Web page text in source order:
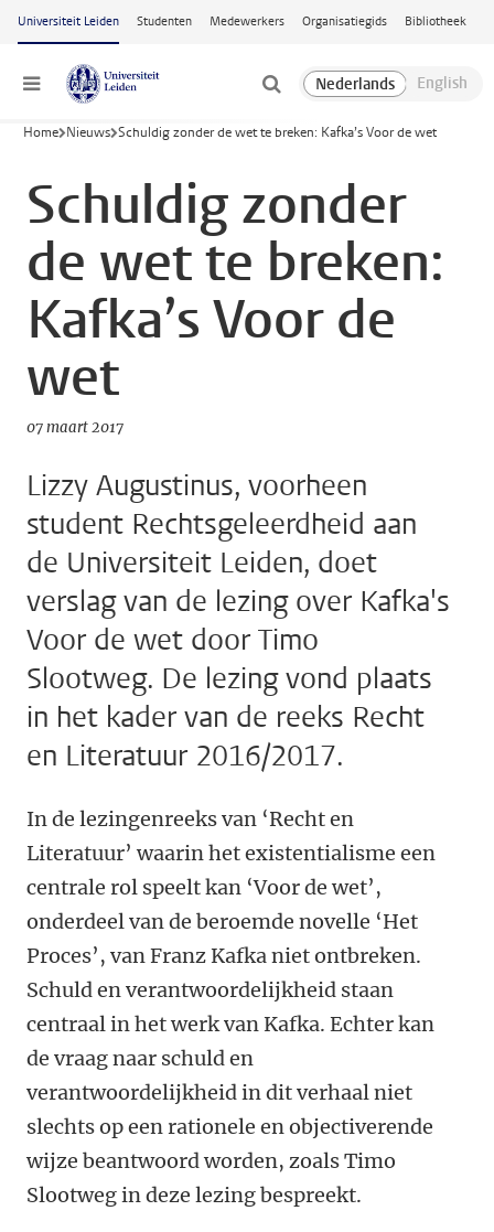
Ga naar hoofdinhoud
Universiteit Leiden Studenten Medewerkers Organisatiegids Bibliotheek
Menu
Home Nieuws Schuldig zonder de wet te breken: Kafka’s Voor de wet
Schuldig zonder
de wet te breken:
Kafka’s Voor de
wet
07 maart 2017
Lizzy Augustinus, voorheen
student Rechtsgeleerdheid aan
de Universiteit Leiden, doet
verslag van de lezing over Kafka's
Voor de wet door Timo
Slootweg. De lezing vond plaats
in het kader van de reeks Recht
en Literatuur 2016/2017.
In de lezingenreeks van ‘Recht en
Literatuur’ waarin het existentialisme een
centrale rol speelt kan ‘Voor de wet’,
onderdeel van de beroemde novelle ‘Het
Proces’, van Franz Kafka niet ontbreken.
Schuld en verantwoordelijkheid staan
centraal in het werk van Kafka. Echter kan
de vraag naar schuld en
verantwoordelijkheid in dit verhaal niet
slechts op een rationele en objectiverende
wijze beantwoord worden, zoals Timo
Slootweg in deze lezing bespreekt.